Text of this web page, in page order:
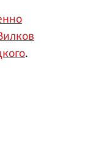
.